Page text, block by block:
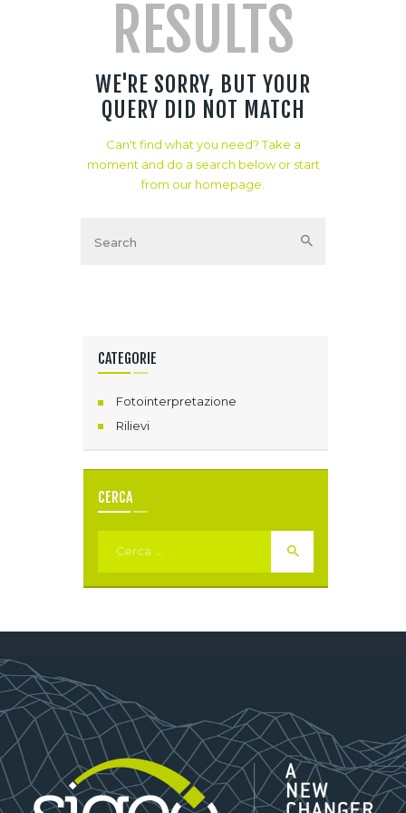
RESULTS
WE'RE SORRY, BUT YOUR
QUERY DID NOT MATCH
Can't find what you need? Take a
moment and do a search below or start
from our homepage
CATEGORIE
Fotointerpretazione
Rilievi
CERCA